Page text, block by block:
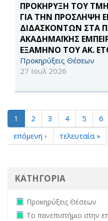
ΠΡΟΚΗΡΥΞΗ ΤΟΥ
ΓΙΑ ΤΗΝ ΠΡΟΣΛΗΨΗ
ΔΙΔΑΣΚΟΝΤΩΝ ΣΤΑ
ΑΚΑΔΗΜΑΪΚΗΣ
ΕΞΑΜΗΝΟ ΤΟΥ ΑΚ.
Προκηρύξεις Θέσεων
27 Ιουλ 2026
1 2 3 4 5 6
επόμενη ›
τελευταία »
ΚΑΤΗΓΟΡΙΑ
Remove Προκηρύξεις
Προκηρύξεις Θέσεων
Remove Το
Το πανεπιστήμιο στην